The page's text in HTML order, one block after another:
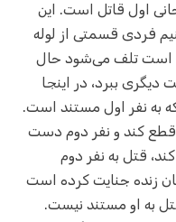
اول قاتل است. این
فردی قسمتی از لوله
است تلف می‌شود حال
دیگری ببرد، در اینجا
به نفر اول مستند است.
قطع کند و نفر دوم دست
قتل به نفر دوم
زنده جنایت کرده است
به او مستند نیست.